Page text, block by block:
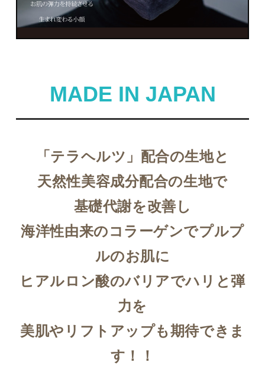
MADE IN JAPAN
「テラヘルツ」配合の生地と
天然性美容成分配合の生地で
基礎代謝を改善し
海洋性由来のコラーゲンでプルプ
ルのお肌に
ヒアルロン酸のバリアでハリと弾
力を
美肌やリフトアップも期待できま
す！！
4 5 6 7
10 11 12 13 14
16
17 18 19 20 21
22
定休日
営業時間 ＡＭ9：30～ＰＭ17：00
★お盆休みのお知らせ★
8月11日(火)から16日(日)
8/10(月)13時以降からのご注文商品の発送及びお問い合わせは17日(月)
からとさせていただきます。
上記日程の、お問い合わせ、発送業務はすべてお休みとさせていただきま
電子決済の方法（外部リンク）